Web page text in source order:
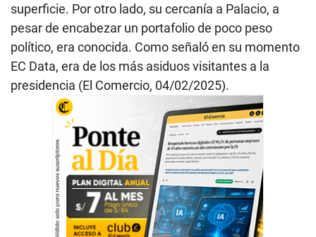
superficie. Por otro lado, su cercanía a Palacio, a
pesar de encabezar un portafolio de poco peso
político, era conocida. Como señaló en su momento
EC Data, era de los más asiduos visitantes a la
presidencia (El Comercio, 04/02/2025).